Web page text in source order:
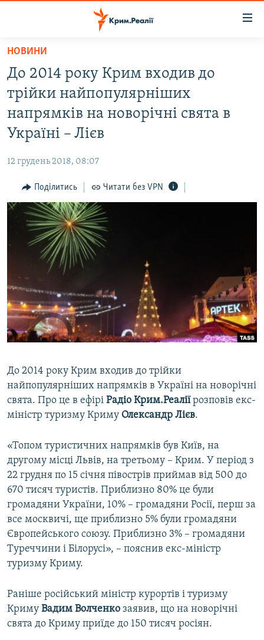
Перейти
основного
матеріалу
Перейти
до
основної
Перейти
пошуку
ВОДА.КРИМ
ВІДЕО ТА ФОТО
ПОЛІТИКА
ПОГЛЯД
ІНТЕРВ'Ю
ВСЕ ЗА ДЕНЬ
СПЕЦПРОЕКТИ
ДЕПОРТАЦІЯ
ВІДЕОУРОКИ «ELIFBE»
СВІДЧЕННЯ ОКУПАЦІЇ
УКРАЇНСЬКА ПРОБЛЕМА КРИМУ
ІНФОГРАФІКА
ЯК ОБІЙТИ БЛОКУВАННЯ
Русский
Qırımtatar
ДОЛУЧАЙСЯ!
Усі сайти RFE/RL
НОВИНИ
До 2014 року Крим входив до
трійки найпопулярніших
напрямків на новорічні свята в
Україні – Лієв
12 грудень 2018, 08:07
Поділитись Читати без VPN
До 2014 року Крим входив до трійки
найпопулярніших напрямків в Україні на новорічні
свята. Про це в ефірі Радіо Крим.Реаліїрозповів екс-
міністр туризму Криму Олександр Лієв.
«Топом туристичних напрямків був Київ, на
другому місці Львів, на третьому – Крим. У період з
22 грудня по 15 січня півострів приймав від 500 до
670 тисяч туристів. Приблизно 80% це були
громадяни України, 10% – громадяни Росії, перш за
все москвичі, ще приблизно 5% були громадяни
Європейського союзу. Приблизно 3% – громадяни
Туреччини і Білорусі», – пояснив екс-міністр
туризму Криму.
Раніше російський міністр курортів і туризму
Криму Вадим Волченко заявив, що на новорічні
свята до Криму приїде до 150 тисяч росіян.